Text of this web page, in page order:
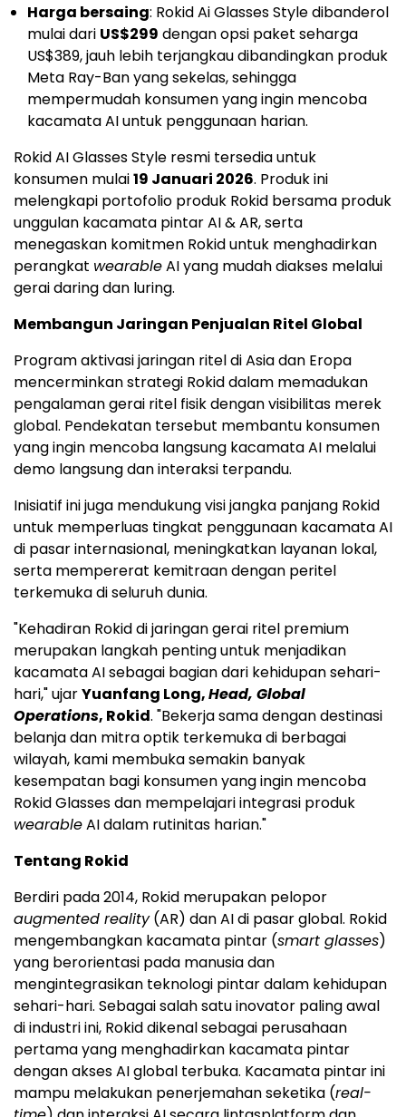
Harga bersaing: Rokid Ai Glasses Style dibanderol
mulai dari US$299 dengan opsi paket seharga
US$389, jauh lebih terjangkau dibandingkan produk
Meta Ray-Ban yang sekelas, sehingga
mempermudah konsumen yang ingin mencoba
kacamata AI untuk penggunaan harian.
Rokid AI Glasses Style resmi tersedia untuk
konsumen mulai19 Januari 2026. Produk ini
melengkapi portofolio produk Rokid bersama produk
unggulan kacamata pintar AI & AR, serta
menegaskan komitmen Rokid untuk menghadirkan
perangkat wearableAI yang mudah diakses melalui
gerai daring dan luring.
Membangun Jaringan Penjualan Ritel Global
Program aktivasi jaringan ritel di Asia dan Eropa
mencerminkan strategi Rokid dalam memadukan
pengalaman gerai ritel fisik dengan visibilitas merek
global. Pendekatan tersebut membantu konsumen
yang ingin mencoba langsung kacamata AI melalui
demo langsung dan interaksi terpandu.
Inisiatif ini juga mendukung visi jangka panjang Rokid
untuk memperluas tingkat penggunaan kacamata AI
di pasar internasional, meningkatkan layanan lokal,
serta mempererat kemitraan dengan peritel
terkemuka di seluruh dunia.
"Kehadiran Rokid di jaringan gerai ritel premium
merupakan langkah penting untuk menjadikan
kacamata AI sebagai bagian dari kehidupan sehari-
hari," ujarYuanfang Long,Head, Global
Operations, Rokid. "Bekerja sama dengan destinasi
belanja dan mitra optik terkemuka di berbagai
wilayah, kami membuka semakin banyak
kesempatan bagi konsumen yang ingin mencoba
Rokid Glasses dan mempelajari integrasi produk
wearableAI dalam rutinitas harian."
Tentang Rokid
Berdiri pada 2014, Rokid merupakan pelopor
augmented reality(AR) dan AI di pasar global. Rokid
mengembangkan kacamata pintar (smart glasses)
yang berorientasi pada manusia dan
mengintegrasikan teknologi pintar dalam kehidupan
sehari-hari. Sebagai salah satu inovator paling awal
di industri ini, Rokid dikenal sebagai perusahaan
pertama yang menghadirkan kacamata pintar
dengan akses AI global terbuka. Kacamata pintar ini
mampu melakukan penerjemahan seketika (real-